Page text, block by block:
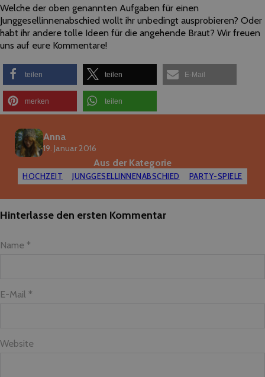
Welche der oben genannten Aufgaben für einen
Junggesellinnenabschied wollt ihr unbedingt ausprobieren? Oder
habt ihr andere tolle Ideen für die angehende Braut? Wir freuen
uns auf eure Kommentare!
teilen teilen E-Mail
merken teilen
Anna
19. Januar 2016
Aus der Kategorie
HOCHZEIT JUNGGESELLINNENABSCHIED PARTY-SPIELE
Hinterlasse den ersten Kommentar
Name *
E-Mail *
Website